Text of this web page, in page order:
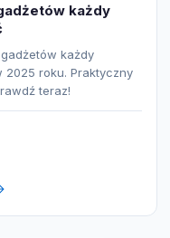
każdy
każdy
2025 roku. Praktyczny
teraz!